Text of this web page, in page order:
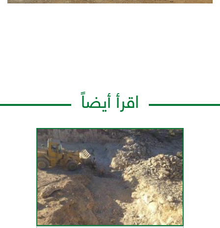
اقرأ أيضاً